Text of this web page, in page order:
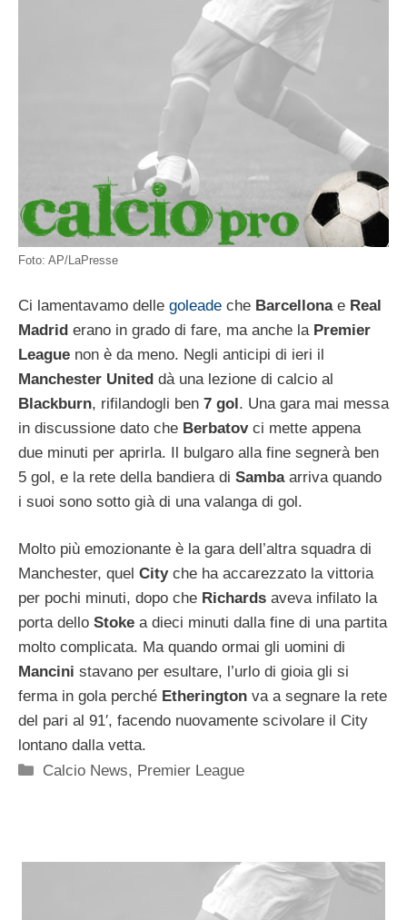
Foto: AP/LaPresse
Ci lamentavamo delle goleade che Barcellona e Real
Madrid erano in grado di fare, ma anche la Premier
League non è da meno. Negli anticipi di ieri il
Manchester United dà una lezione di calcio al
Blackburn, rifilandogli ben 7 gol. Una gara mai messa
in discussione dato che Berbatov ci mette appena
due minuti per aprirla. Il bulgaro alla fine segnerà ben
5 gol, e la rete della bandiera di Samba arriva quando
i suoi sono sotto già di una valanga di gol.
Molto più emozionante è la gara dell’altra squadra di
Manchester, quel City che ha accarezzato la vittoria
per pochi minuti, dopo che Richards aveva infilato la
porta dello Stoke a dieci minuti dalla fine di una partita
molto complicata. Ma quando ormai gli uomini di
Mancini stavano per esultare, l’urlo di gioia gli si
ferma in gola perché Etherington va a segnare la rete
del pari al 91′, facendo nuovamente scivolare il City
lontano dalla vetta.
Categorie
Calcio News, Premier League